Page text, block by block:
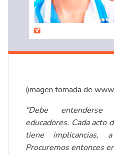
(imagen tomada de
“Debe
educadores. Cada acto
tiene implicancias,
Procuremos entonces